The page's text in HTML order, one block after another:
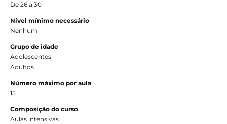
De 26 a 30
Nível mínimo necessário
Nenhum
Grupo de idade
Adolescentes
Adultos
Número máximo por aula
15
Composição do curso
Aulas intensivas